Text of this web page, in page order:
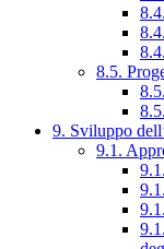
8.5.
9. Sviluppo
9.1.